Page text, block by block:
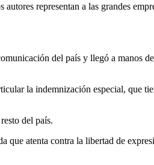
representan a las grandes
del país y llegó a manos
la indemnización especial, que
del país.
atenta contra la libertad de